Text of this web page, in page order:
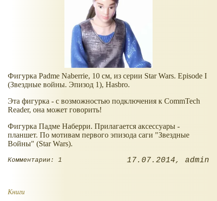
Фигурка Padme Naberrie, 10 см, из серии Star Wars. Episode I
(Звездные войны. Эпизод 1), Hasbro.
Эта фигурка - с возможностью подключения к CommTech
Reader, она может говорить!
Фигурка Падме Наберри. Прилагается аксессуары -
планшет. По мотивам первого эпизода саги "Звездные
Войны" (Star Wars).
Комментарии: 1 17.07.2014 admin
Книги